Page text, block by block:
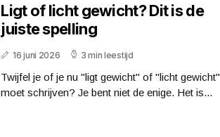
Ligt of licht gewicht? Dit is de
juiste spelling
16 juni 2026 3 min leestijd
Twijfel je of je nu "ligt gewicht" of "licht gewicht"
moet schrijven? Je bent niet de enige. Het is...